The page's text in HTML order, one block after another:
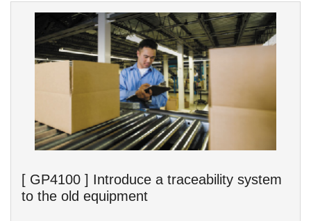
[ GP4100 ] Introduce a traceability system
to the old equipment